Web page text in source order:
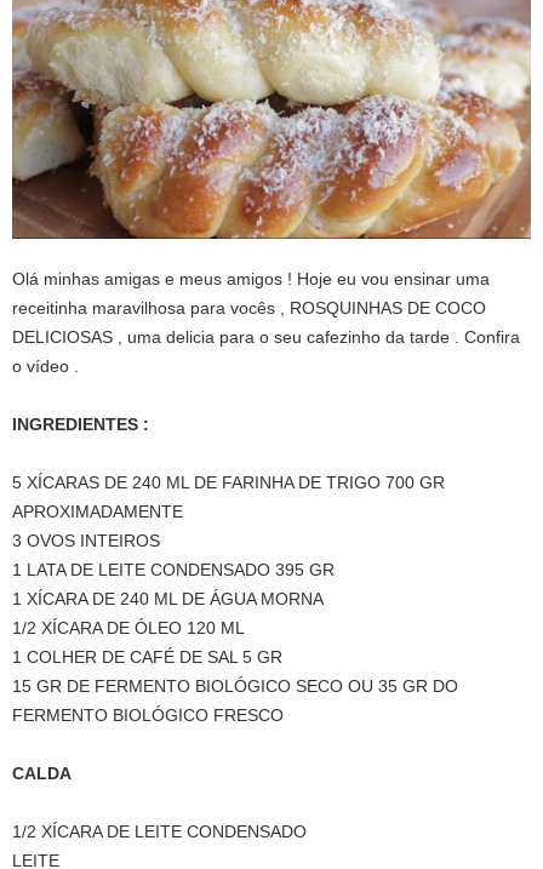
Olá minhas amigas e meus amigos ! Hoje eu vou ensinar uma
receitinha maravilhosa para vocês , ROSQUINHAS DE COCO
DELICIOSAS , uma delicia para o seu cafezinho da tarde . Confira
o vídeo .
INGREDIENTES :
5 XÍCARAS DE 240 ML DE FARINHA DE TRIGO 700 GR
APROXIMADAMENTE
3 OVOS INTEIROS
1 LATA DE LEITE CONDENSADO 395 GR
1 XÍCARA DE 240 ML DE ÁGUA MORNA
1/2 XÍCARA DE ÓLEO 120 ML
1 COLHER DE CAFÉ DE SAL 5 GR
15 GR DE FERMENTO BIOLÓGICO SECO OU 35 GR DO
FERMENTO BIOLÓGICO FRESCO
CALDA
1/2 XÍCARA DE LEITE CONDENSADO
LEITE